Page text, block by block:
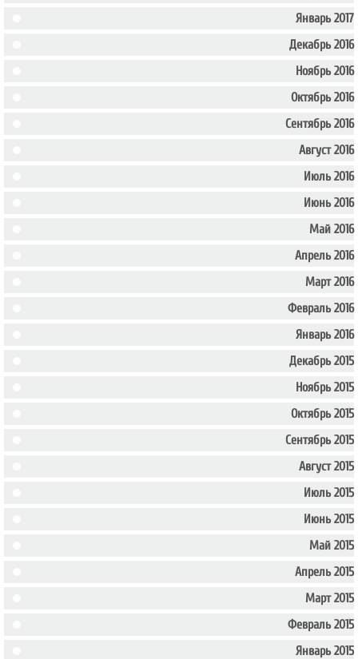
Январь 2017
Декабрь 2016
Ноябрь 2016
Октябрь 2016
Сентябрь 2016
Август 2016
Июль 2016
Июнь 2016
Май 2016
Апрель 2016
Март 2016
Февраль 2016
Январь 2016
Декабрь 2015
Ноябрь 2015
Октябрь 2015
Сентябрь 2015
Август 2015
Июль 2015
Июнь 2015
Май 2015
Апрель 2015
Март 2015
Февраль 2015
Январь 2015